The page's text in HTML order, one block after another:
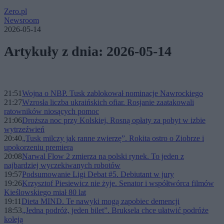
Zero.pl
Newsroom
2026-05-14
Artykuły z dnia: 2026-05-14
21:51Wojna o NBP. Tusk zablokował nominacje Nawrockiego
21:27Wzrosła liczba ukraińskich ofiar. Rosjanie zaatakowali
ratowników niosących pomoc
21:06Droższa noc przy Kolskiej. Rosną opłaty za pobyt w izbie
wytrzeźwień
20:40„Tusk milczy jak ranne zwierzę”. Rokita ostro o Ziobrze i
upokorzeniu premiera
20:08Narwal Flow 2 zmierza na polski rynek. To jeden z
najbardziej wyczekiwanych robotów
19:57Podsumowanie Ligi Debat #5. Debiutant w jury
19:26Krzysztof Piesiewicz nie żyje. Senator i współtwórca filmów
Kieślowskiego miał 80 lat
19:11 Dieta MIND. Te nawyki mogą zapobiec demencji
18:53„Jedna podróż, jeden bilet”. Bruksela chce ułatwić podróże
koleją